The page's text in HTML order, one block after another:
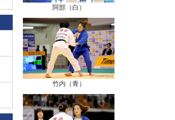
阿部（白）
竹内（青）